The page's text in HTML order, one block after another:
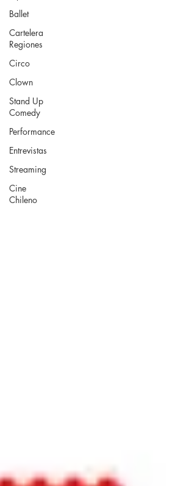
Ballet
Cartelera
Regiones
Circo
Clown
Stand Up
Comedy
Performance
Entrevistas
Streaming
Cine
Chileno